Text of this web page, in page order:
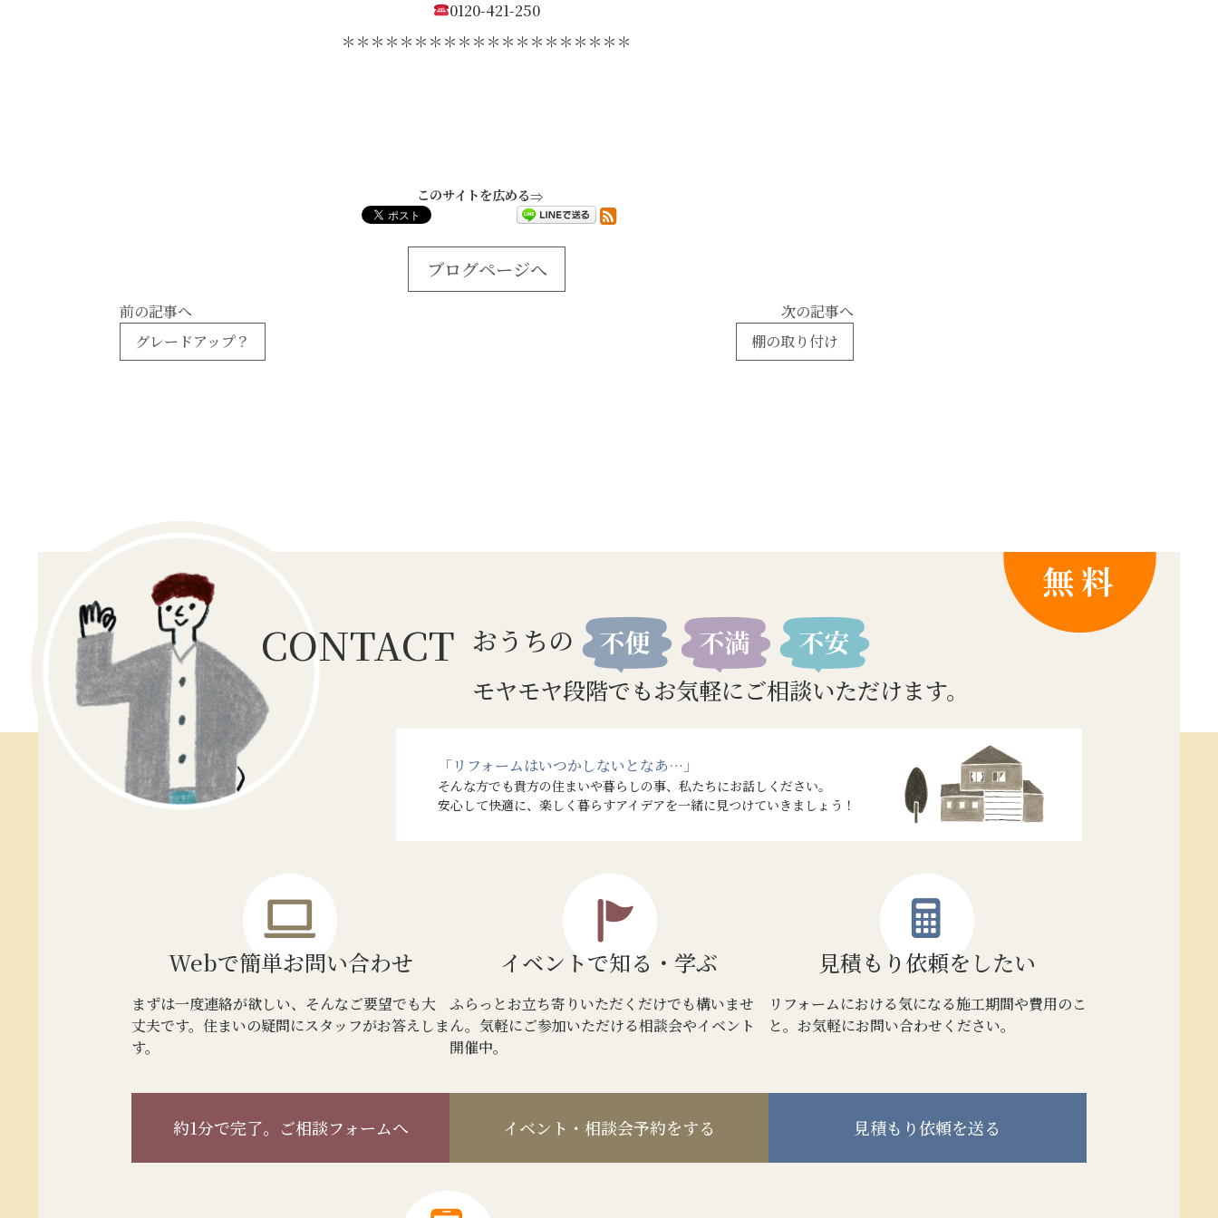
0120-421-250
＊＊＊＊＊＊＊＊＊＊＊＊＊＊＊＊＊＊＊＊
このサイトを広める
ブログページへ
前の記事へ
グレードアップ？
次の記事へ
棚の取り付け
CONTACT おうちの
モヤモヤ段階でもお気軽にご相談いただけます。
「リフォームはいつかしないとなあ…」
そんな方でも貴方の住まいや暮らしの事、私たちにお話しください。
安心して快適に、楽しく暮らすアイデアを一緒に見つけていきましょう！
Webで簡単お問い合わせ
まずは一度連絡が欲しい、そんなご要望でも大
丈夫です。住まいの疑問にスタッフがお答えしま
す。
約1分で完了。 ご相談フォームへ
イベントで知る・学ぶ
ふらっとお立ち寄りいただくだけでも構いませ
ん。気軽にご参加いただける相談会やイベント
開催中。
イベント・相談会予約をする
見積もり依頼をしたい
リフォームにおける気になる施工期間や費用のこ
と。お気軽にお問い合わせください。
見積もり依頼を送る